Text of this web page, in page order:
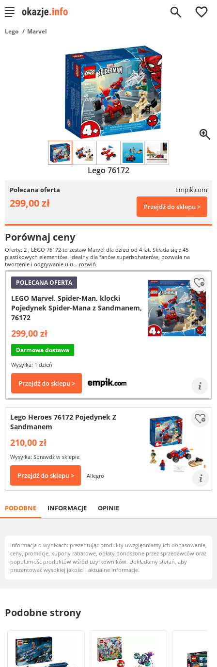
0
Lego Marvel
Lego 76172
Polecana oferta Empik.com
299,00 zł Przejdź do sklepu >
Porównaj ceny
Oferty: 2 , LEGO 76172 to zestaw Marvel dla dzieci od 4 lat. Składa się z 45
plastikowych elementów. Idealny dla fanów superbohaterów, pozwala na
tworzenie i odgrywanie ulu... rozwiń
POLECANA OFERTA
LEGO Marvel, Spider-Man, klocki
Pojedynek Spider-Mana z Sandmanem,
76172
299,00 zł
Darmowa dostawa
Wysyłka: 1 dzień
Przejdź do sklepu >
Lego Heroes 76172 Pojedynek Z
Sandmanem
210,00 zł
Wysyłka: Sprawdź w sklepie
Przejdź do sklepu > Allegro
PODOBNE INFORMACJE OPINIE
Informacja o wynikach: prezentując produkty uwzględniamy ich dopasowanie,
ceny, promocje, kupony rabatowe, opłaty ponoszone przez sprzedawców oraz
popularność produktów wśród użytkowników. Dokładamy starań, aby
prezentować wysokiej jakości i aktualne informacje.
Podobne strony